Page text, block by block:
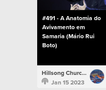
#491 - A Anatomia do
Avivamento em
Samaria (Mário Rui
Boto)
Hillsong Church Portugal
Jan 15 2023